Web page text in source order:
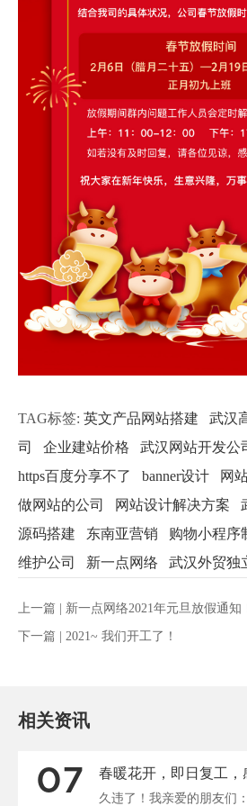
TAG标签: 英文产品网站搭建
武汉
司
企业建站价格 武汉网站开发公
https百度分享不了
banner设计 网
做网站的公司
网站设计解决方案
源码搭建
东南亚营销 购物小程序
维护公司
新一点网络 武汉外贸独
上一篇 | 新一点网络2021年元旦放假通知
下一篇 | 2021~ 我们开工了！
相关资讯
07 春暖花开，即日复工，
久违了！我亲爱的朋友们